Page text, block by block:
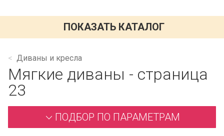
ПОКАЗАТЬ КАТАЛОГ
Диваны и кресла
Мягкие диваны - страница
23
ПОДБОР ПО ПАРАМЕТРАМ